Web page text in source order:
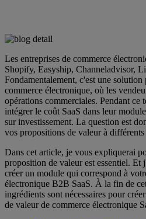
Les entreprises de commerce
Shopify, Easyship, Channeladvisor,
Fondamentalement, c'est une solution
commerce électronique, où les
opérations commerciales. Pendant ce
intégrer le coût SaaS dans leur
sur investissement. La question est
vos propositions de valeur à
Dans cet article, je vous expliquerai
proposition de valeur est essentiel. Et
créer un module qui correspond à
électronique B2B SaaS. À la fin de
ingrédients sont nécessaires pour
de valeur de commerce électronique